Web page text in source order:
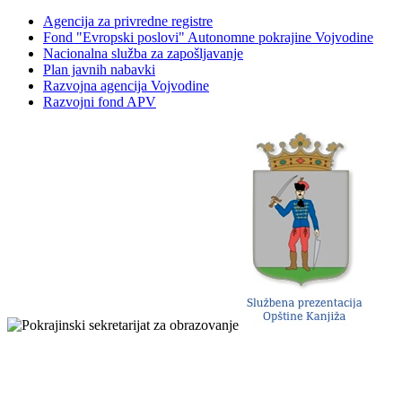
Agencija za privredne registre
Fond "Evropski poslovi" Autonomne pokrajine Vojvodine
Nacionalna služba za zapošljavanje
Plan javnih nabavki
Razvojna agencija Vojvodine
Razvojni fond APV